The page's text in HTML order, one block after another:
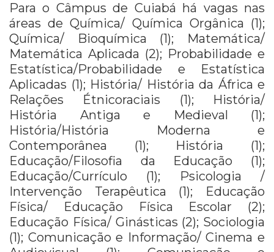
Para o Câmpus de Cuiabá há vagas nas
áreas de Química/ Química Orgânica (1);
Química/ Bioquímica (1); Matemática/
Matemática Aplicada (2); Probabilidade e
Estatística/Probabilidade e Estatística
Aplicadas (1); História/ História da África e
Relações Étnicoraciais (1); História/
História Antiga e Medieval (1);
História/História Moderna e
Contemporânea (1); História (1);
Educação/Filosofia da Educação (1);
Educação/Currículo (1); Psicologia /
Intervenção Terapêutica (1); Educação
Física/ Educação Física Escolar (2);
Educação Física/ Ginásticas (2); Sociologia
(1); Comunicação e Informação/ Cinema e